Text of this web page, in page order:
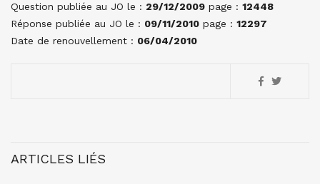
Question publiée au JO le : 29/12/2009 page : 12448
Réponse publiée au JO le : 09/11/2010 page : 12297
Date de renouvellement : 06/04/2010
ARTICLES LIÉS